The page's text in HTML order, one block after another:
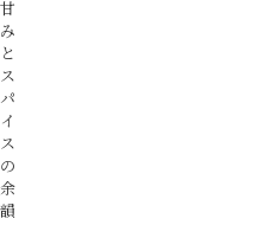
甘
み
と
ス
パ
イ
ス
の
余
韻